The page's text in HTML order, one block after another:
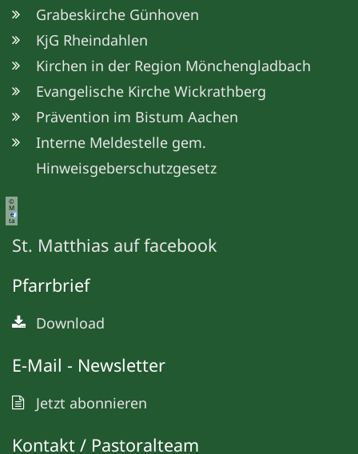
Grabeskirche Günhoven
KjG Rheindahlen
Kirchen in der Region Mönchengladbach
Evangelische Kirche Wickrathberg
Prävention im Bistum Aachen
Interne Meldestelle gem.
Hinweisgeberschutzgesetz
©
M
e
ta
St. Matthias auf facebook
Pfarrbrief
Download
E-Mail - Newsletter
Jetzt abonnieren
Kontakt / Pastoralteam